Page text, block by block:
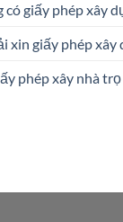
giấy phép xây
xin giấy phép xây
phép xây nhà